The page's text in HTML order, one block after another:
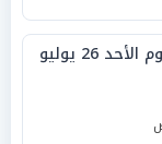
سعر الدولار مقابل الجنيه اليوم الأحد 26 يوليو